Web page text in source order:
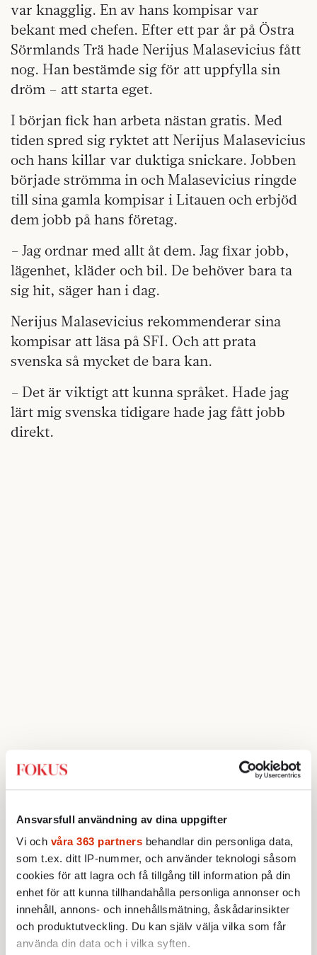
Ansvarsfull användning av dina uppgifter
Vi och våra 363 partners behandlar din personliga data,
som t.ex. ditt IP-nummer, och använder teknologi såsom
cookies för att lagra och få tillgång till information på din
enhet för att kunna tillhandahålla personliga annonser och
innehåll, annons- och innehållsmätning, åskådarinsikter
och produktutveckling. Du kan själv välja vilka som får
använda din data och i vilka syften.
var knagglig. En av hans kompisar var
bekant med chefen. Efter ett par år på Östra
Sörmlands Trä hade Nerijus Malasevicius fått
nog. Han bestämde sig för att uppfylla sin
dröm – att starta eget.
I början fick han arbeta nästan gratis. Med
tiden spred sig ryktet att Nerijus Malasevicius
och hans killar var duktiga snickare. Jobben
började strömma in och Malasevicius ringde
till sina gamla kompisar i Litauen och erbjöd
dem jobb på hans företag.
– Jag ordnar med allt åt dem. Jag fixar jobb,
lägenhet, kläder och bil. De behöver bara ta
sig hit, säger han i dag.
Nerijus Malasevicius rekommenderar sina
kompisar att läsa på SFI. Och att prata
svenska så mycket de bara kan.
– Det är viktigt att kunna språket. Hade jag
lärt mig svenska tidigare hade jag fått jobb
direkt.
Så gjorde vi rankningen
Det säger sig självt att det är svårt att mäta
integration i siffror.